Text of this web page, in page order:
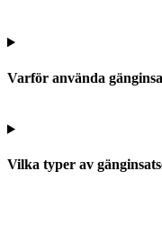
Varför använda
Vilka typer av